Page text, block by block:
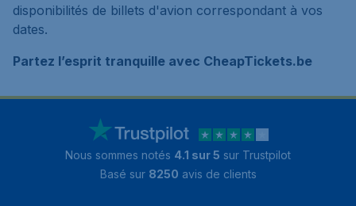
disponibilités de billets d'avion correspondant à vos
dates.
Partez l’esprit tranquille avec CheapTickets.be
Nous sommes notés 4.1 sur 5 sur Trustpilot
Basé sur 8250 avis de clients